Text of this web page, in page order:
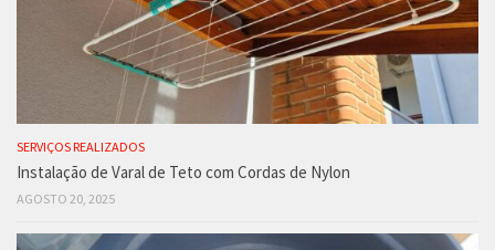
SERVIÇOS REALIZADOS
Instalação de Varal de Teto com Cordas de Nylon
AGOSTO 20, 2025